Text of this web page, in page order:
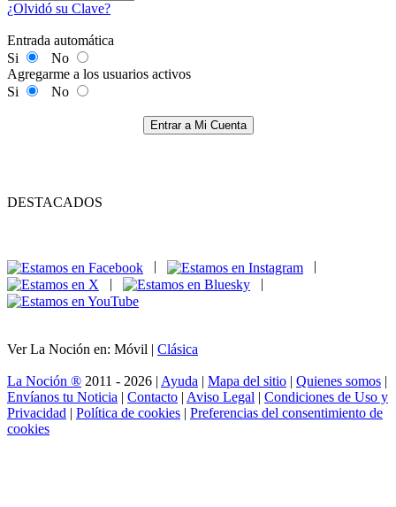
¿Olvidó su Clave?
Entrada automática
Si
No
Agregarme a los usuarios activos
Si
No
Entrar a Mi Cuenta
DESTACADOS
|
|
Ver La Noción en: Móvil | Clásica
La Noción ® 2011 - 2026 | Ayuda | Mapa del sitio | Quienes somos |
Envíanos tu Noticia | Contacto | Aviso Legal | Condiciones de Uso y
Privacidad | Política de cookies | Preferencias del consentimiento de
cookies